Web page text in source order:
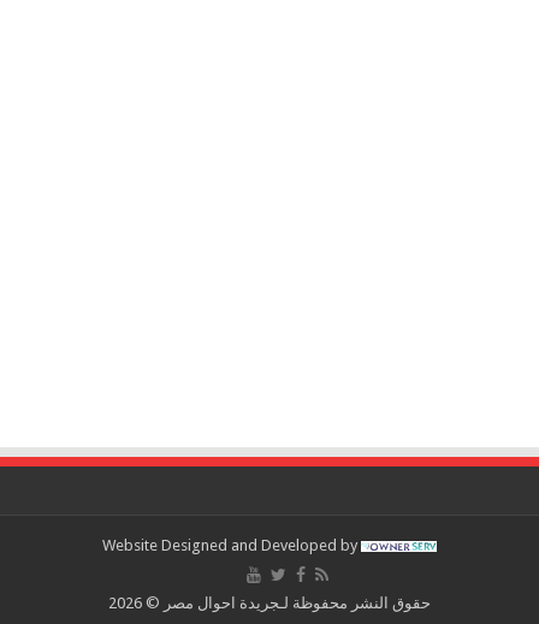
Website Designed and Developed by
حقوق النشر محفوظة لـجريدة احوال مصر © 2026